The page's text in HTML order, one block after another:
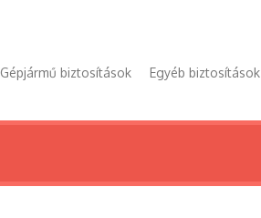
Gépjármű biztosítások Egyéb biztosítások